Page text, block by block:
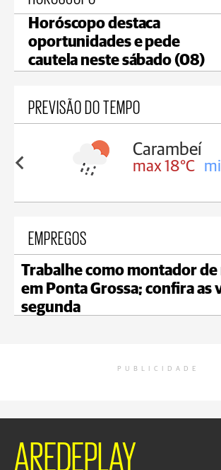
Horóscopo destaca
oportunidades e pede
cautela neste sábado (08)
PREVISÃO DO TEMPO
17°C
Jaguariaíva
max 19°C
EMPREGOS
Trabalhe como montador de
em Ponta Grossa; confira as
segunda
PUBLICIDADE
AREDEPLAY